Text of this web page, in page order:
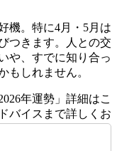
機。特に4月・5月は
つきます。人との交
や、すでに知り合っ
もしれません。
年運勢」詳細はこ
バイスまで詳しくお